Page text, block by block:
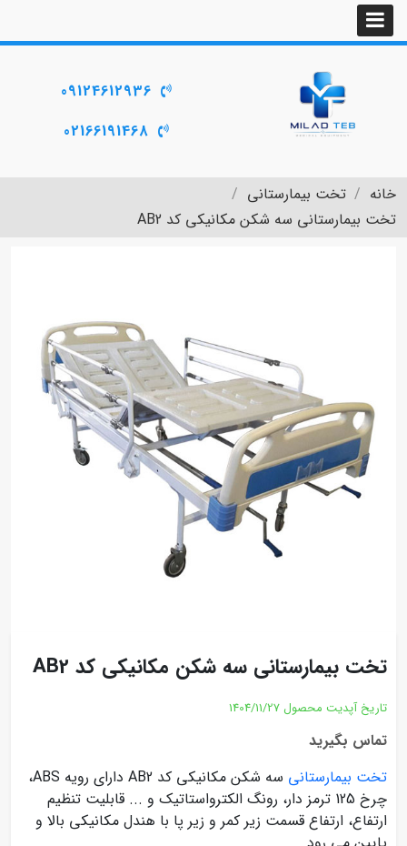
09124612936
02166191468
خانه
تخت بیمارستانی
تخت بیمارستانی سه شکن مکانیکی کد AB2
تخت بیمارستانی سه شکن مکانیکی کد AB2
تاریخ آپدیت محصول 1404/11/27
تماس بگیرید
تخت بیمارستانی
سه شکن مکانیکی کد AB2 دارای رویه ABS،
چرخ 125 ترمز دار، رونگ الکترواستاتیک و ... قابلیت تنظیم
ارتفاع، ارتفاع قسمت زیر کمر و زیر پا با هندل مکانیکی بالا و